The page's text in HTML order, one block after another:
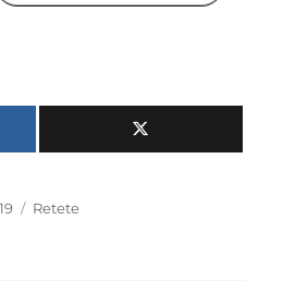
Categories
Retete